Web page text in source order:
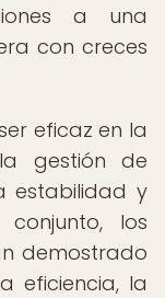
a una
con creces
eficaz en la
gestión de
estabilidad y
los
demostrado
eficiencia, la